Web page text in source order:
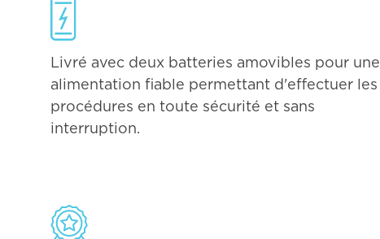
Livré avec deux batteries amovibles pour une
alimentation fiable permettant d'effectuer les
procédures en toute sécurité et sans
interruption.